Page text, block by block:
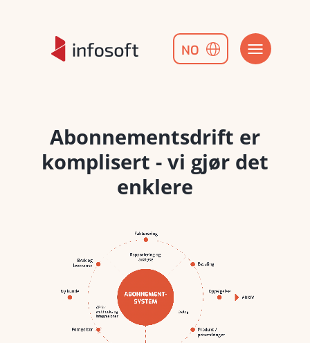
NO
Abonnements­drift er
komplisert - vi gjør det
enklere